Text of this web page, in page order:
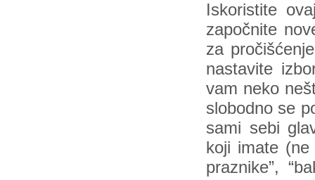
Iskoristite
započnite
za
nastavite
vam neko
slobodno se
sami sebi
koji imate (ne
praznike”,